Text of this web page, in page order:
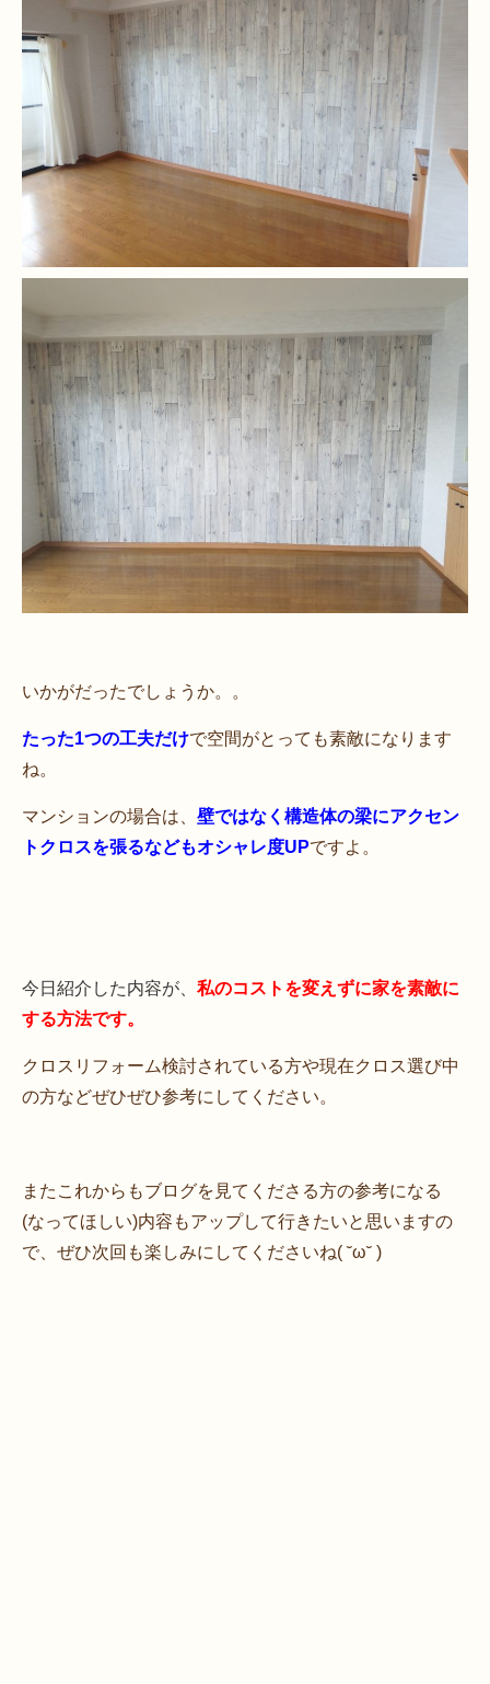
いかがだったでしょうか。。
たった1つの工夫だけで空間がとっても素敵になります
ね。
マンションの場合は、 壁ではなく構造体の梁にアクセン
トクロスを張るなどもオシャレ度UPですよ。
今日紹介した内容が、 私のコストを変えずに家を素敵に
する方法です。
クロスリフォーム検討されている方や現在クロス選び中
の方などぜひぜひ参考にしてください。
またこれからもブログを見てくださる方の参考になる
(なってほしい)内容もアップして行きたいと思いますの
で、ぜひ次回も楽しみにしてくださいね( ˘ω˘ )